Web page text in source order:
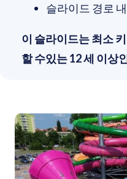
슬라이드 경로
이 슬라이드는 최소
할 수있는 12 세 이상